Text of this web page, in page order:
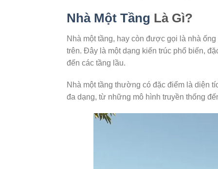
Nhà Một Tầng Là Gì?
Nhà một tầng, hay còn được gọi là nhà
trên. Đây là một dạng kiến trúc phổ biến,
đến các tầng lầu.
Nhà một tầng thường có đặc điểm là diện
đa dạng, từ những mô hình truyền thống